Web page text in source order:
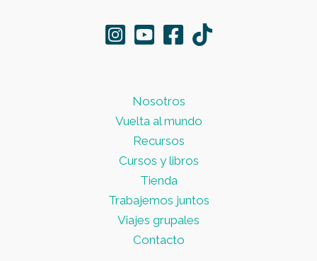
Nosotros
Vuelta al mundo
Recursos
Cursos y libros
Tienda
Trabajemos juntos
Viajes grupales
Contacto